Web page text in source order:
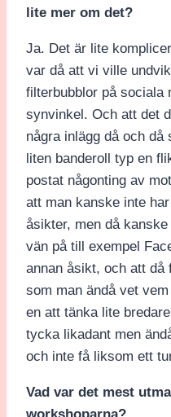
lite mer om det?
Ja. Det är lite
var då att vi ville
filterbubblor på sociala
synvinkel. Och att det
några inlägg då och då
liten banderoll typ en
postat någonting av
att man kanske inte
åsikter, men då
vän på till exempel
annan åsikt, och att då
som man ändå vet
en att tänka lite
tycka likadant men
och inte få liksom ett
Vad var det mest